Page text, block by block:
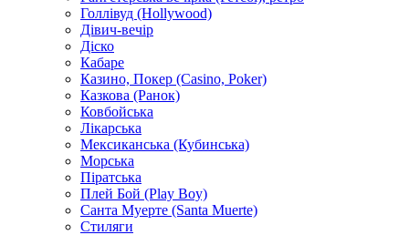
Голлівуд (Hollywood)
Дівич-вечір
Діско
Кабаре
Казино, Покер (Casino, Poker)
Казкова (Ранок)
Ковбойська
Лікарська
Мексиканська (Кубинська)
Морська
Піратська
Плей Бой (Play Boy)
Санта Муерте (Santa Muerte)
Стиляги